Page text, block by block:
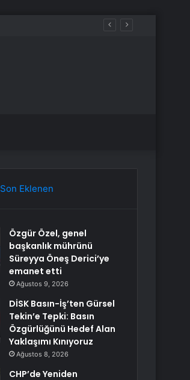
Son Eklenen
Özgür Özel, genel
başkanlık mührünü
Süreyya Öneş Derici’ye
emanet etti
Ağustos 9, 2026
DİSK Basın-İş’ten Gürsel
Tekin’e Tepki: Basın
Özgürlüğünü Hedef Alan
Yaklaşımı Kınıyoruz
Ağustos 8, 2026
CHP’de Yeniden